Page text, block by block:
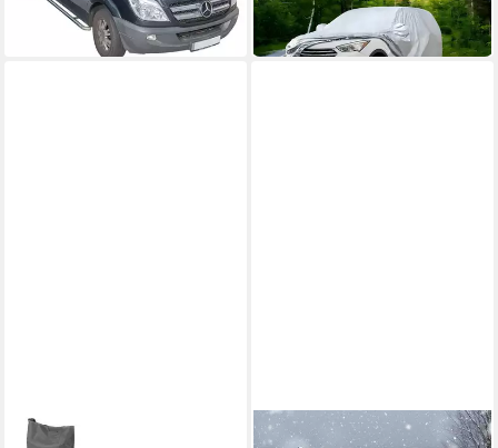
in 2-3 Werktagen bei dir -24%
in 6-8 Werktagen bei dir
LUXUSKOLLEKTION
LUXUSKOLLEKTION